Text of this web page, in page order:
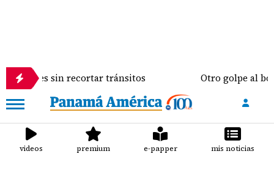
sin recortar tránsitos Otro golpe al bolsillo del
videos premium e-papper mis noticias